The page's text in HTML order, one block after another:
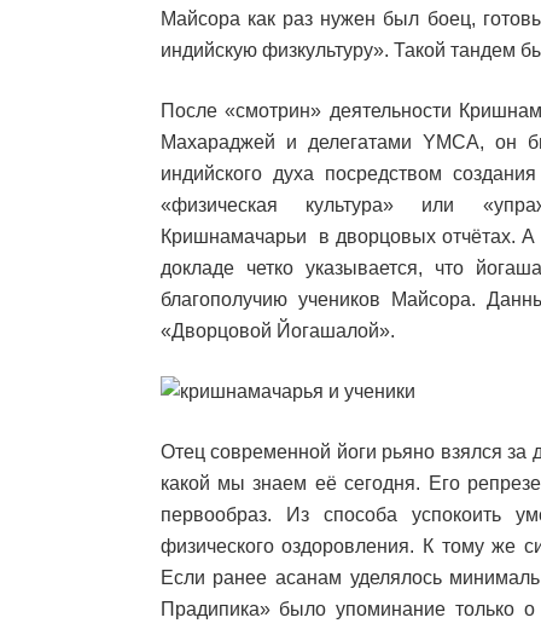
Майсора как раз нужен был боец,
индийскую физкультуру». Такой тандем
После «смотрин» деятельности
Махараджей и делегатами YMCA, он
индийского духа посредством
«физическая культура» или
Кришнамачарьи в дворцовых отчётах. А
докладе четко указывается, что
благополучию учеников Майсора.
«Дворцовой Йогашалой».
Отец современной йоги рьяно взялся за
какой мы знаем её сегодня. Его
первообраз. Из способа успокоить
физического оздоровления. К тому же
Если ранее асанам уделялось
Прадипика» было упоминание только